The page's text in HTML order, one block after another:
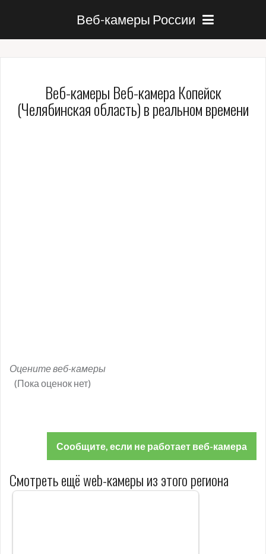
Веб-камеры России
Веб-камеры Веб-камера Копейск
(Челябинская область) в реальном времени
Оцените веб-камеры
(Пока оценок нет)
Сообщите, если не работает веб-камера
Смотреть ещё web-камеры из этого региона